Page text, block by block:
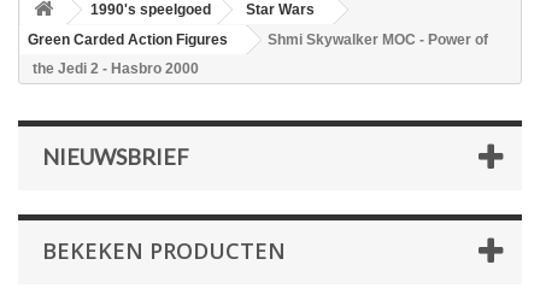
1990's speelgoed
Star Wars
Green Carded Action Figures
Shmi Skywalker MOC - Power of
the Jedi 2 - Hasbro 2000
NIEUWSBRIEF
BEKEKEN PRODUCTEN